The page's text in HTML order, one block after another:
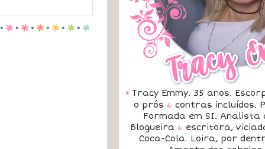
. p . p . p . p . p . p
• Tracy Emmy. 35 anos.
o prós & contras incluídos.
Formada em SI. Analista
Blogueira & escritora,
Coca-Cola. Loira, por